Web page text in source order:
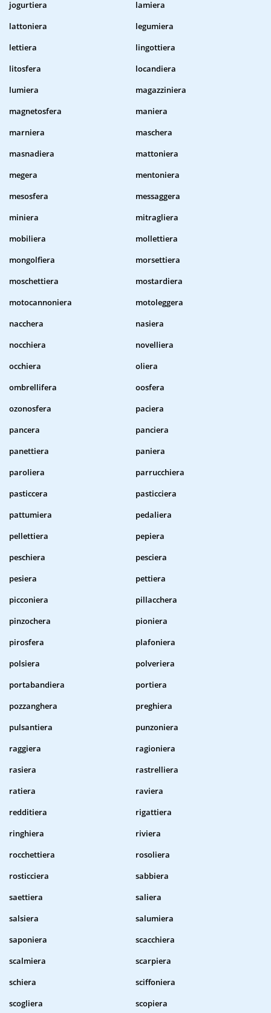
jogurtiera
lamiera
lattoniera
legumiera
lettiera
lingottiera
litosfera
locandiera
lumiera
magazziniera
magnetosfera
maniera
marniera
maschera
masnadiera
mattoniera
megera
mentoniera
mesosfera
messaggera
miniera
mitragliera
mobiliera
mollettiera
mongolfiera
morsettiera
moschettiera
mostardiera
motocannoniera
motoleggera
nacchera
nasiera
nocchiera
novelliera
occhiera
oliera
ombrellifera
oosfera
ozonosfera
paciera
pancera
panciera
panettiera
paniera
paroliera
parrucchiera
pasticcera
pasticciera
pattumiera
pedaliera
pellettiera
pepiera
peschiera
pesciera
pesiera
pettiera
picconiera
pillacchera
pinzochera
pioniera
pirosfera
plafoniera
polsiera
polveriera
portabandiera
portiera
pozzanghera
preghiera
pulsantiera
punzoniera
raggiera
ragioniera
rasiera
rastrelliera
ratiera
raviera
redditiera
rigattiera
ringhiera
riviera
rocchettiera
rosoliera
rosticciera
sabbiera
saettiera
saliera
salsiera
salumiera
saponiera
scacchiera
scalmiera
scarpiera
schiera
sciffoniera
scogliera
scopiera